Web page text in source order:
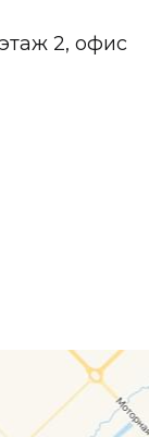
2, офис